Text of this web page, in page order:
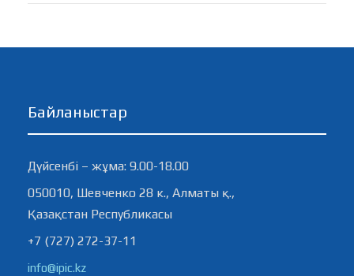
Байланыстар
Дүйсенбі – жұма: 9.00-18.00
050010, Шевченко 28 к., Алматы қ.,
Қазақстан Республикасы
+7 (727) 272-37-11
info@ipic.kz